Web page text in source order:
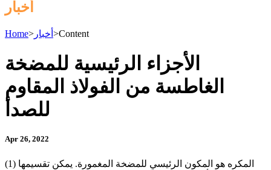
أخبار
Home> أخبار >Content
الأجزاء الرئيسية للمضخة
الغاطسة من الفولاذ المقاوم
للصدأ
Apr 26, 2022
(1) المكره هو المكون الرئيسي للمضخة المغمورة. يمكن تقسيمها